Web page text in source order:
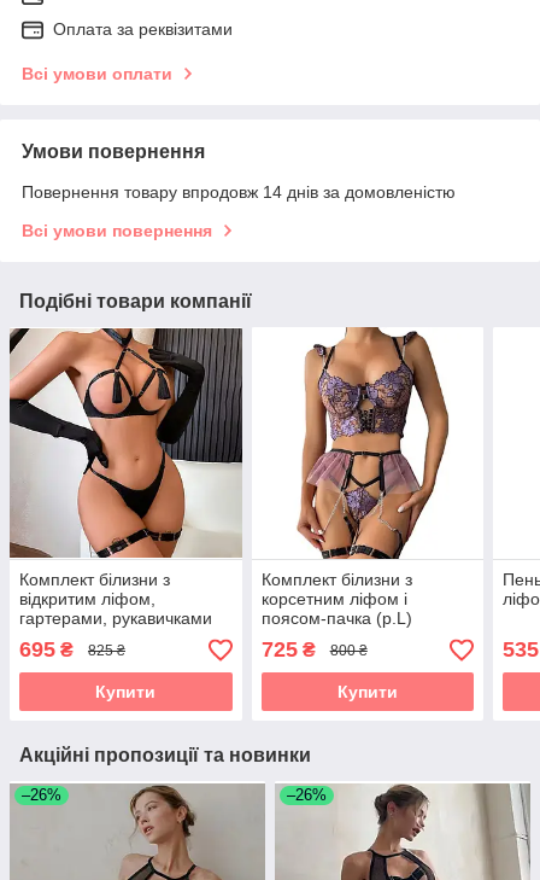
Оплата за реквізитами
Всі умови оплати
Умови повернення
Повернення товару впродовж 14 днів за домовленістю
Всі умови повернення
Подібні товари компанії
Комплект білизни з
відкритим ліфом,
гартерами, рукавичками
(р.М, чорний)
695 ₴ 825 ₴
Купити
Комплект білизни з
корсетним ліфом і
поясом-пачка (р.L)
725₴ 800 ₴
Купити
535
Акційні пропозиції та новинки
–26% –26%